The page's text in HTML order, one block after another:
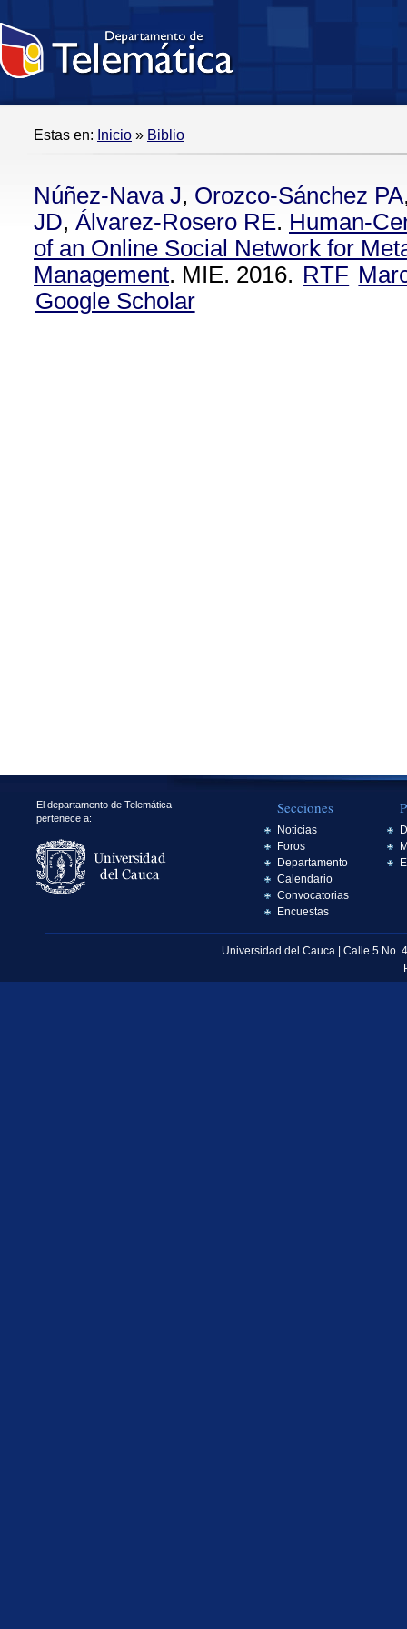
Estas en: Inicio » Biblio
Núñez-Nava J, Orozco-Sánchez PA
JD, Álvarez-Rosero RE. Human-
of an Online Social Network for
Management. MIE. 2016. RTF
Google Scholar
El departamento de Telemática
pertenece a:
Secciones
Noticias
Foros
Departamento
Calendario
Convocatorias
Encuestas
Universidad del Cauca | Calle 5 No.